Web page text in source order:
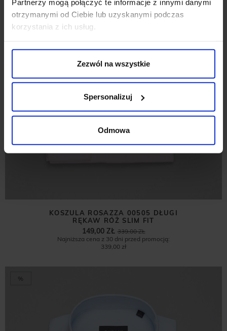
Partnerzy mogą połączyć te informacje z innymi danymi
otrzymanymi od Ciebie lub uzyskanymi podczas
korzystania z ich usług.
Zezwól na wszystkie
Spersonalizuj
Odmowa
KOSZULA ROSAZZA 00505 DŁUGI
RĘKAW RÓŻ SLIM FIT
339,00 ZŁ
149,00 ZŁ
Najniższa cena z 30 dni przed promocją:
339,00 zł
%